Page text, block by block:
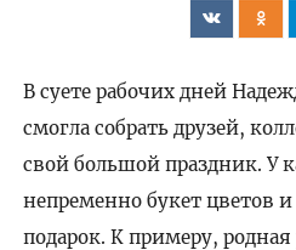
В суете рабочих дней
смогла собрать друзей,
свой большой праздник. У
непременно букет цветов
подарок. К примеру, родная